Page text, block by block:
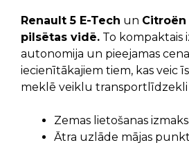
Renault 5 E-Tech un
pilsētas vidē. To kompaktais
autonomija un pieejamas
iecienītākajiem tiem, kas veic
meklē veiklu transportlīdzekli
Zemas lietošanas
Ātra uzlāde mājas